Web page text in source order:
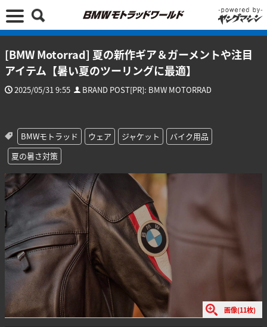
[BMW Motorrad] 夏の新作ギア＆ガーメントや注目
アイテム【暑い夏のツーリングに最適】
2025/05/31 9:55 BRAND POST[PR]: BMW MOTORRAD
BMWモトラッド ウェア ジャケット
バイク用品
夏の暑さ対策
画像(11枚)